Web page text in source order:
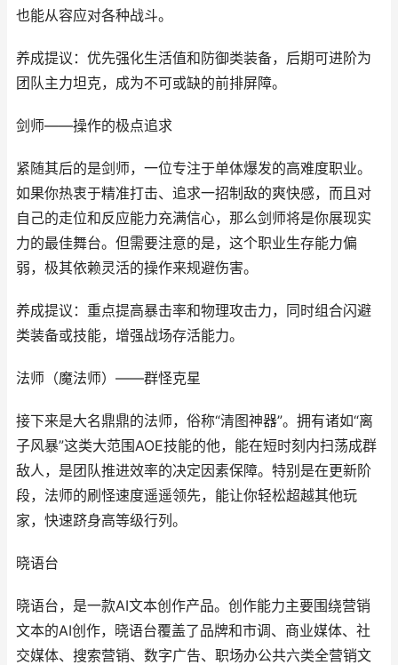
也能从容应对各种战斗。
养成提议：优先强化生活值和防御类装备，后期可进阶为
团队主力坦克，成为不可或缺的前排屏障。
剑师——操作的极点追求
紧随其后的是剑师，一位专注于单体爆发的高难度职业。
如果你热衷于精准打击、追求一招制敌的爽快感，而且对
自己的走位和反应能力充满信心，那么剑师将是你展现实
力的最佳舞台。但需要注意的是，这个职业生存能力偏
弱，极其依赖灵活的操作来规避伤害。
养成提议：重点提高暴击率和物理攻击力，同时组合闪避
类装备或技能，增强战场存活能力。
法师（魔法师）——群怪克星
接下来是大名鼎鼎的法师，俗称“清图神器”。拥有诸如“离
子风暴”这类大范围AOE技能的他，能在短时刻内扫荡成群
敌人，是团队推进效率的决定因素保障。特别是在更新阶
段，法师的刷怪速度遥遥领先，能让你轻松超越其他玩
家，快速跻身高等级行列。
晓语台
晓语台，是一款AI文本创作产品。创作能力主要围绕营销
文本的AI创作，晓语台覆盖了品牌和市调、商业媒体、社
交媒体、搜索营销、数字广告、职场办公共六类全营销文